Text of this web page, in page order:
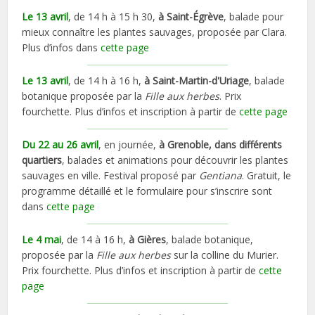
Le 13 avril, de 14 h à 15 h 30,à Saint-Égrève, balade pour
mieux connaître les plantes sauvages, proposée par Clara.
Plus d’infos danscette page
Le 13 avril, de 14 h à 16 h,à Saint-Martin-d'Uriage, balade
botanique proposée par la Fille aux herbes. Prix
fourchette. Plus d’infos et inscription à partir decette page
Du 22 au 26 avril, en journée,à Grenoble, dans différents
quartiers, balades et animations pour découvrir les plantes
sauvages en ville. Festival proposé par Gentiana. Gratuit, le
programme détaillé et le formulaire pour s’inscrire sont
danscette page
Le 4 mai, de 14 à 16 h,à Gières, balade botanique,
proposée par la Fille aux herbessur la colline du Murier.
Prix fourchette. Plus d’infos et inscription à partir decette
page